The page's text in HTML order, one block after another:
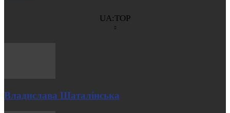
UA:TOP
Владислава Шаталінська